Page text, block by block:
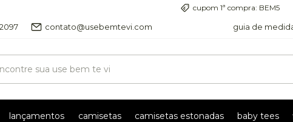
entrega com rastreio pra todo o
contato@usebemtevi.com guia de
lançamentos camisetas camisetas estonadas baby tees